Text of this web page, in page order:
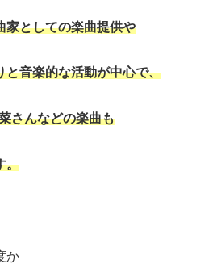
家としての楽曲提供や
と音楽的な活動が中心で、
さんなどの楽曲も
。
か